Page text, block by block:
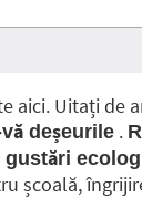
aici. Uitați de
deșeurile .
școală,